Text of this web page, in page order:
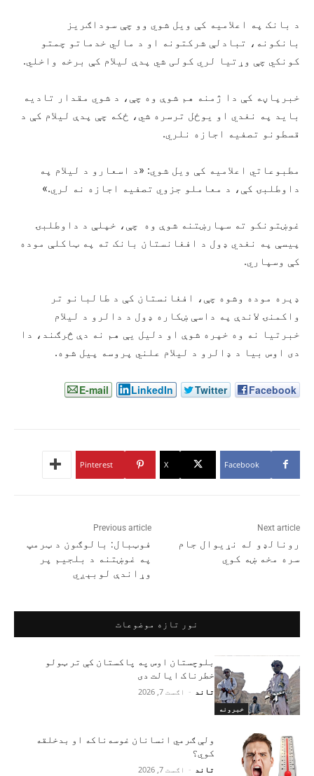
د بانک په اعلامیه کې ویل شوي وو چې سوداګریز
بانکونه، تبادلې شرکتونه او د مالي خدماتو چمتو
کونکي چې وړتیا لري کولی شي پدې لیلام کې برخه واخلي.
خبرپاڼه کې دا ژمنه هم شوې وه چې، د شوي مقدار تادیه
باید په نغدي او یوځل ترسره شي، ځکه چې پدې لیلام کې د
قسطونو تصفیه اجازه نلري.
مطبوعاتي اعلامیه کې ویل شوي: «د اسعارو د لیلام په
داوطلبۍ کې، د معاملو جزوي تصفیه اجازه نه لري.»
غوښتونکو ته سپارښتنه شوې وه چې، خپلې د داوطلبۍ
پیسې په نغدي ډول د افغانستان بانک ته په ټاکلې موده
کې وسپاري.
ډېره موده وشوه چې، افغانستان کې د طالبانو تر
واکمنۍ لاندې په داسې ښکاره ډول د دالرو د لیلام
خبرتیا نه وه خپره شوې او دلیل یې هم نه دې څرګند، دا
دی اوس بیا د ډالرو د لیلام علني پروسه پیل شوه.
Facebook
Twitter
LinkedIn
E-mail
Facebook
X
Pinterest
Previous article
فوټبال: بالوګون د ټرمپ
په غوښتنه د بلجیم پر
وړاندې لوبېږي
Next article
رونالډو له نړیوال جام
سره مخه ښه کوي
نور تازه موضوعات
خبرونه
بلوچستان اوس په پاکستان کې تر ټولو
خطرناک ایالت دی
تاند - اګست 7, 2026
ولې ګرمي انسانان غوسه‌ناکه او بدخلقه
کوي؟
تاند - اګست 7, 2026